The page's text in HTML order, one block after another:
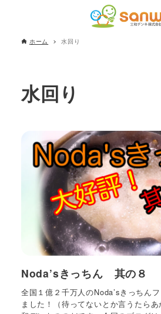
ホーム 水回り
水回り
Noda’sきっちん 其の８
全国１億２千万人のNoda’sきっちん
ました！（待ってないとか言うたら